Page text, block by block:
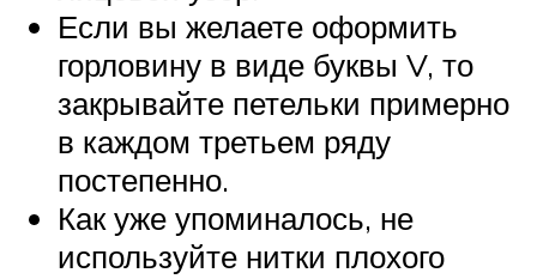
Если вы желаете оформить
горловину в виде буквы V, то
закрывайте петельки примерно
в каждом третьем ряду
постепенно.
Как уже упоминалось, не
используйте нитки плохого